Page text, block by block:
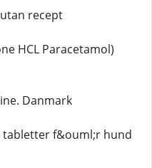
recept
HCL Paracetamol)
Danmark
tabletter f&ouml;r hund